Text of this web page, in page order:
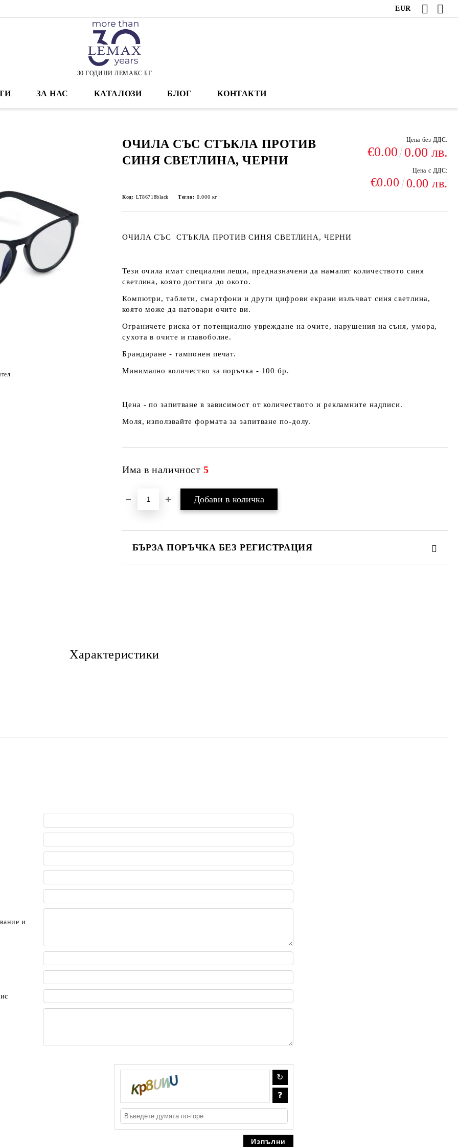
EUR
30 ГОДИНИ ЛЕМАКС БГ
ЗА НАС КАТАЛОЗИ БЛОГ КОНТАКТИ
ОЧИЛА СЪС СТЪКЛА ПРОТИВ
СИНЯ СВЕТЛИНА, ЧЕРНИ
Цена без ДДС:
€0.00 0.00 лв.
Цена с ДДС:
€0.00 0.00 лв.
Код: LT86718black Тегло: 0.000 кг
ОЧИЛА СЪС СТЪКЛА ПРОТИВ СИНЯ СВЕТЛИНА, ЧЕРНИ
Тези очила имат специални лещи, предназначени да намалят количеството синя
светлина, която достига до окото.
Компютри, таблети, смартфони и други цифрови екрани излъчват синя светлина,
която може да натовари очите ви.
Ограничете риска от потенциално увреждане на очите, нарушения на съня, умора,
сухота в очите и главоболие.
Брандиране - тампонен печат.
Минимално количество за поръчка - 100 бр.
Цена - по запитване в зависимост от количеството и рекламните надписи.
Моля, използвайте формата за запитване по-долу.
Има в наличност 5
БЪРЗА ПОРЪЧКА БЕЗ РЕГИСТРАЦИЯ
Характеристики
и